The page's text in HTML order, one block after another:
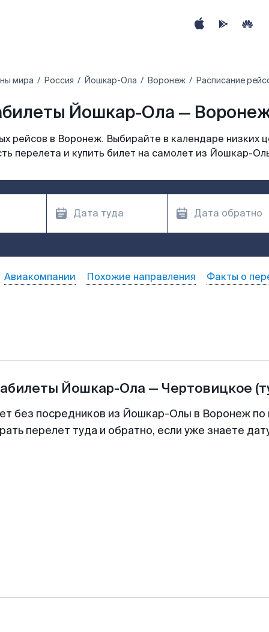
мира Россия Йошкар-Ола Воронеж Расписание
Йошкар-Ола — Воронеж
рейсов в Воронеж. Выбирайте в календаре низких
перелета и купить билет на самолет из Йошкар-
Авиакомпании Похожие направления Факты о
Йошкар-Ола — Чертовицкое
без посредников из Йошкар-Олы в Воронеж по
перелет туда и обратно, если уже знаете